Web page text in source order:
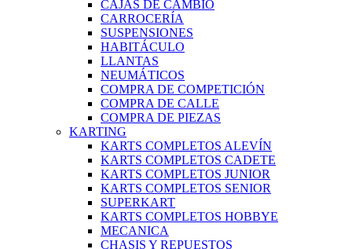
CAJAS DE CAMBIO
CARROCERÍA
SUSPENSIONES
HABITÁCULO
LLANTAS
NEUMÁTICOS
COMPRA DE COMPETICIÓN
COMPRA DE CALLE
COMPRA DE PIEZAS
KARTING
KARTS COMPLETOS ALEVÍN
KARTS COMPLETOS CADETE
KARTS COMPLETOS JUNIOR
KARTS COMPLETOS SENIOR
SUPERKART
KARTS COMPLETOS HOBBYE
MECANICA
CHASIS Y REPUESTOS